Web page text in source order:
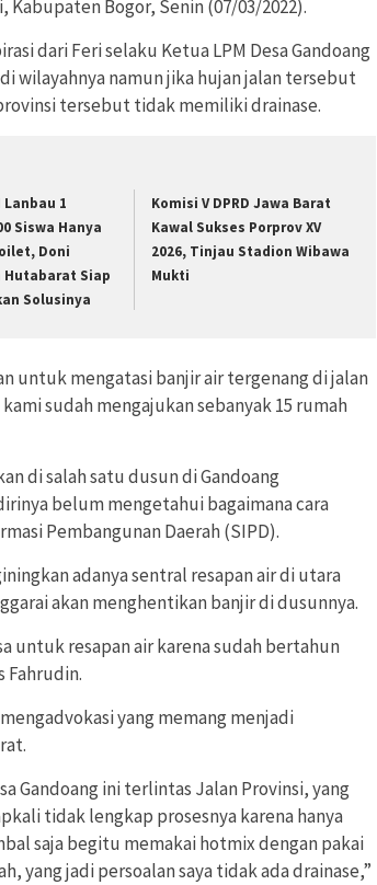
Bogor, Senin (07/03/2022).
dari Feri selaku Ketua LPM Desa Gandoang
wilayahnya namun jika hujan jalan tersebut
tersebut tidak memiliki drainase.
Lanbau 1
Siswa Hanya
Doni
Hutabarat Siap
Solusinya
Komisi V DPRD Jawa Barat
Kawal Sukses Porprov XV
2026, Tinjau Stadion Wibawa
Mukti
untuk mengatasi banjir air tergenang di jalan
sudah mengajukan sebanyak 15 rumah
di salah satu dusun di Gandoang
belum mengetahui bagaimana cara
Pembangunan Daerah (SIPD).
adanya sentral resapan air di utara
akan menghentikan banjir di dusunnya.
untuk resapan air karena sudah bertahun
Fahrudin.
yang memang menjadi
Gandoang ini terlintas Jalan Provinsi, yang
tidak lengkap prosesnya karena hanya
saja begitu memakai hotmix dengan pakai
yang jadi persoalan saya tidak ada drainase,”